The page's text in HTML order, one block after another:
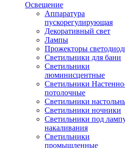
Освещение
Аппаратура
пускорегулирующая
Декоративный свет
Лампы
Прожекторы
Светильники для бани
Светильники
люминисцентные
Светильники
потолочные
Светильники
Светильники ночники
Светильники под
накаливания
Светильники
промышленные